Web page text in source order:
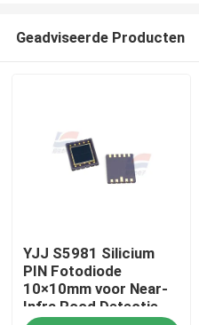
Producten
Geadviseerde Producten
YJJ S5981 Silicium
PIN Fotodiode
10×10mm voor Near-
Infra Rood Detectie